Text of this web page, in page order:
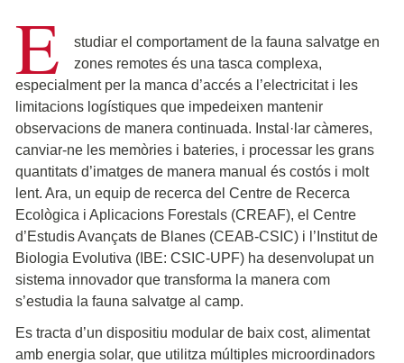
E
studiar el comportament de la fauna salvatge en
zones remotes és una tasca complexa,
especialment per la manca d’accés a l’electricitat i les
limitacions logístiques que impedeixen mantenir
observacions de manera continuada. Instal·lar càmeres,
canviar-ne les memòries i bateries, i processar les grans
quantitats d’imatges de manera manual és costós i molt
lent. Ara, un equip de recerca del Centre de Recerca
Ecològica i Aplicacions Forestals (CREAF), el Centre
d’Estudis Avançats de Blanes (CEAB-CSIC) i l’Institut de
Biologia Evolutiva (IBE: CSIC-UPF) ha desenvolupat un
sistema innovador que transforma la manera com
s’estudia la fauna salvatge al camp.
Es tracta d’un dispositiu modular de baix cost, alimentat
amb energia solar, que utilitza múltiples microordinadors